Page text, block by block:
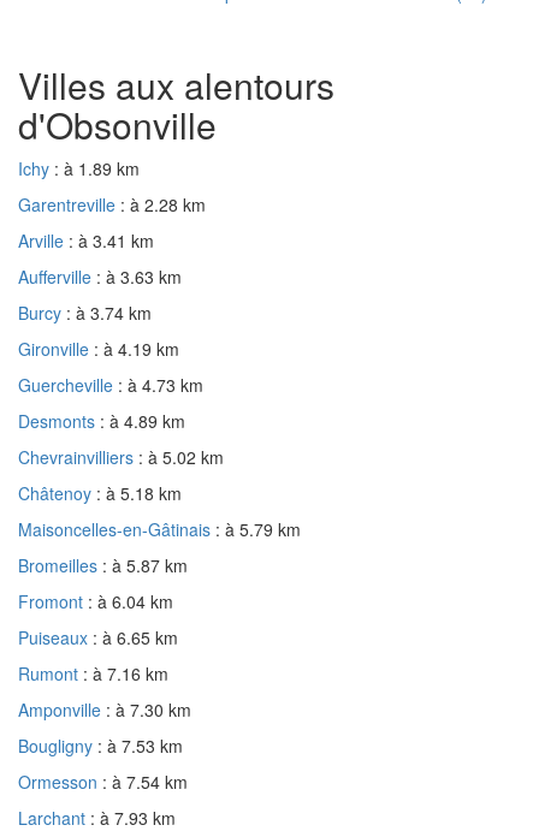
Villes aux alentours
d'Obsonville
Ichy : à 1.89 km
Garentreville : à 2.28 km
Arville : à 3.41 km
Aufferville : à 3.63 km
Burcy : à 3.74 km
Gironville : à 4.19 km
Guercheville : à 4.73 km
Desmonts : à 4.89 km
Chevrainvilliers : à 5.02 km
Châtenoy : à 5.18 km
Maisoncelles-en-Gâtinais : à 5.79 km
Bromeilles : à 5.87 km
Fromont : à 6.04 km
Puiseaux : à 6.65 km
Rumont : à 7.16 km
Amponville : à 7.30 km
Bougligny : à 7.53 km
Ormesson : à 7.54 km
Larchant : à 7.93 km